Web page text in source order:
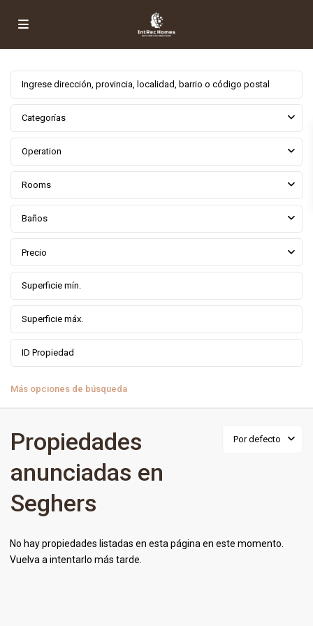
Categorías
Operation
Rooms
Baños
Precio
Más opciones de búsqueda
Por defecto
Propiedades
anunciadas en
Seghers
No hay propiedades listadas en esta página en este momento.
Vuelva a intentarlo más tarde.